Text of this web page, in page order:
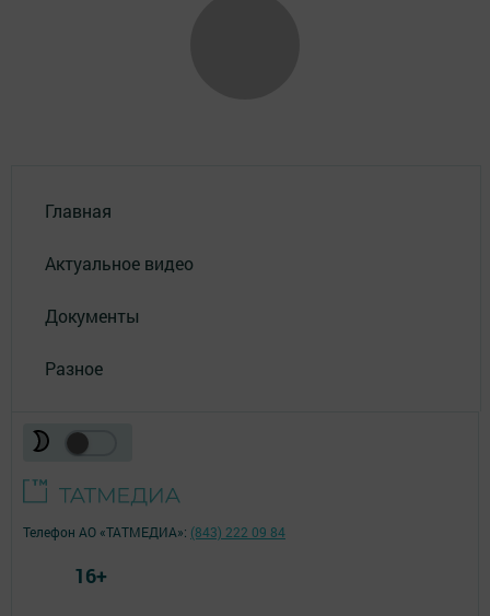
Главная
Актуальное видео
Документы
Разное
Телефон АО «ТАТМЕДИА»: (843) 222 09 84
16+